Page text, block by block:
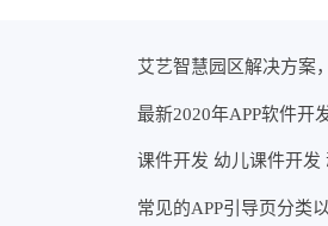
艾艺智慧园区解决方案
最新2020年APP软件开
课件开发 幼儿课件开发
常见的APP引导页分类